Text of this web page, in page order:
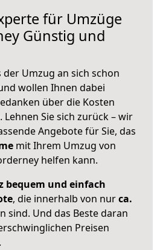
für Umzüge
Günstig und
Umzug an sich schon
wollen Ihnen dabei
über die Kosten
Lehnen Sie sich zurück – wir
Angebote für Sie, das
mit Ihrem Umzug von
helfen kann.
bequem und einfach
, die innerhalb von nurca.
sind. Und das Beste daran
Preisen